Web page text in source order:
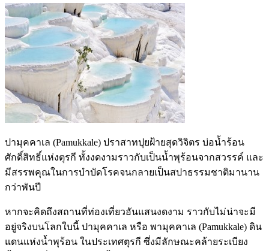
ปามุคคาเล (Pamukkale) ปราสาทปุยฝ้ายสุดวิจิตร บ่อน้ำร้อน
ศักดิ์สิทธิ์แห่งตุรกี ทั้งงดงามราวกับเป็นน้ำพุร้อนจากสวรรค์ และ
มีสรรพคุณในการบำบัดโรคจนกลายเป็นสปาธรรมชาติมานาน
กว่าพันปี
หากจะคิดถึงสถานที่ท่องเที่ยวอันแสนงดงาม ราวกับไม่น่าจะมี
อยู่จริงบนโลกใบนี้ ปามุคคาเล หรือ พามุคคาเล (Pamukkale) ดิน
แดนแห่งน้ำพุร้อน ในประเทศตุรกี ซึ่งมีลักษณะคล้ายระเบียง